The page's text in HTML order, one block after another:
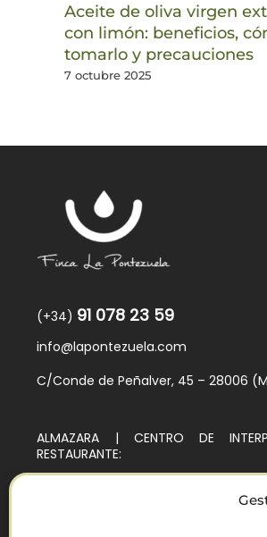
Aceite de oliva virgen
con limón: beneficios,
tomarlo y precauciones
7 octubre 2025
(+34) 91 078 23 59
info@lapontezuela.com
C/Conde de Peñalver, 45 – 28006
ALMAZARA | CENTRO DE
RESTAURANTE:
45140 – Los Navalmorales (Toledo)